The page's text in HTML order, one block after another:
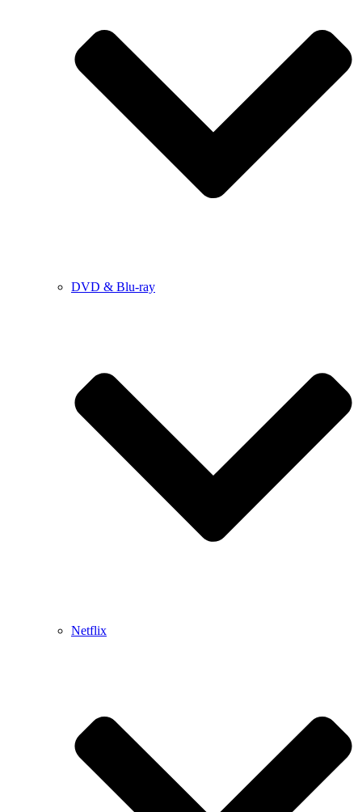
DVD & Blu-ray
Netflix